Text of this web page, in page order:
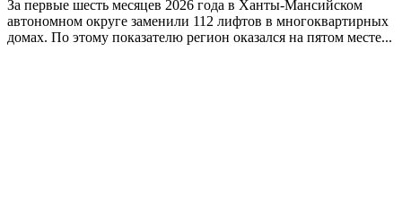
За первые шесть месяцев 2026 года в Ханты-Мансийском
автономном округе заменили 112 лифтов в многоквартирных
домах. По этому показателю регион оказался на пятом месте...